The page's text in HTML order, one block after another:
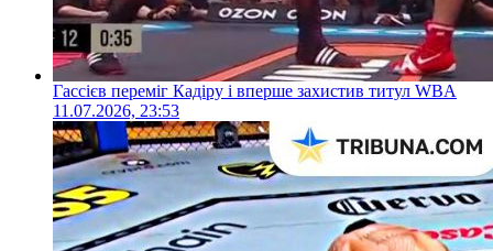
Гассієв переміг Кадіру і вперше захистив титул WBA
11.07.2026, 23:53